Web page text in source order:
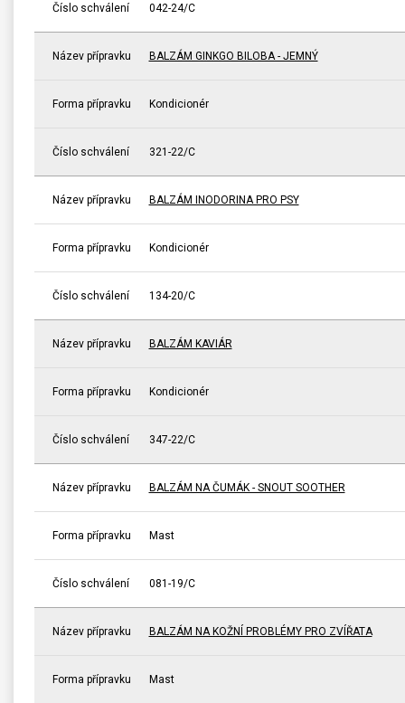
Číslo schválení 042-24/C
Název přípravku BALZÁM GINKGO BILOBA - JEMNÝ
Forma přípravku Kondicionér
Číslo schválení 321-22/C
Název přípravku BALZÁM INODORINA PRO PSY
Forma přípravku Kondicionér
Číslo schválení 134-20/C
Název přípravku BALZÁM KAVIÁR
Forma přípravku Kondicionér
Číslo schválení 347-22/C
Název přípravku BALZÁM NA ČUMÁK - SNOUT SOOTHER
Forma přípravku Mast
Číslo schválení 081-19/C
Název přípravku BALZÁM NA KOŽNÍ PROBLÉMY PRO ZVÍŘATA
Forma přípravku Mast